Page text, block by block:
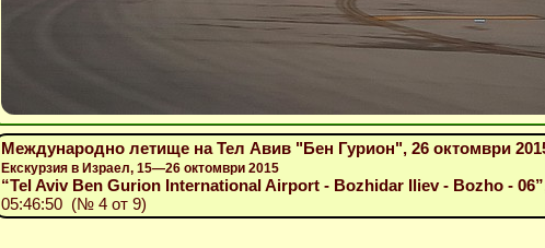
Международно летище на Тел Авив "Бен Гурион", 26 октомври
Екскурзия в Израел, 15—26 октомври 2015
“Tel Aviv Ben Gurion International Airport - Bozhidar Iliev - Bozho - 06”
05:46:50 (№ 4 от 9)